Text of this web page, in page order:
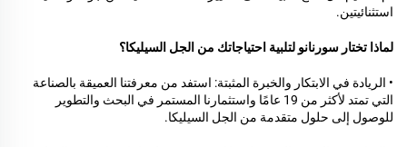
استثنائيتين.
لماذا تختار سورنانو لتلبية احتياجاتك من الجل السيليكا؟
• الريادة في الابتكار والخبرة المثبتة: استفد من معرفتنا العميقة بالصناعة
التي تمتد لأكثر من 19 عامًا واستثمارنا المستمر في البحث والتطوير
للوصول إلى حلول متقدمة من الجل السيليكا.